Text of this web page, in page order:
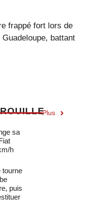
frappé fort lors de
battant
Plus
sa
h
tourne
puis